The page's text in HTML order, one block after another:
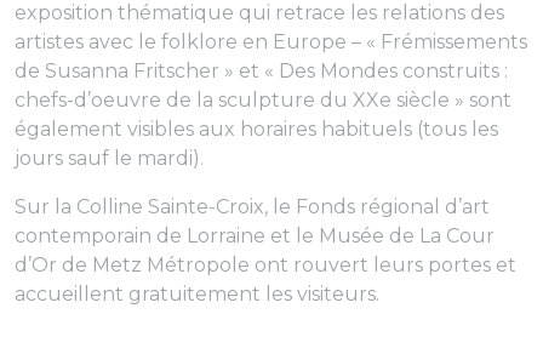
exposition thématique qui retrace les relations des
artistes avec le folklore en Europe – « Frémissements
de Susanna Fritscher » et « Des Mondes construits :
chefs-d’oeuvre de la sculpture du XXe siècle » sont
également visibles aux horaires habituels (tous les
jours sauf le mardi).
Sur la Colline Sainte-Croix, le Fonds régional d’art
contemporain de Lorraine et le Musée de La Cour
d’Or de Metz Métropole ont rouvert leurs portes et
accueillent gratuitement les visiteurs.